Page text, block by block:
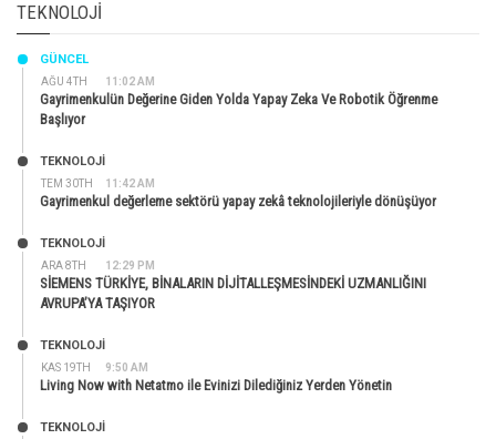
TEKNOLOJI
AĞU 4TH 11:02 AM
GÜNCEL
Gayrimenkulün Değerine Giden Yolda Yapay Zeka Ve Robotik Öğrenme
Başlıyor
TEM 30TH 11:42 AM
TEKNOLOJİ
Gayrimenkul değerleme sektörü yapay zekâ teknolojileriyle dönüşüyor
ARA 8TH 12:29 PM
TEKNOLOJİ
SİEMENS TÜRKİYE, BİNALARIN DİJİTALLEŞMESİNDEKİ UZMANLIĞINI
AVRUPA’YA TAŞIYOR
KAS 19TH 9:50 AM
TEKNOLOJİ
Living Now with Netatmo ile Evinizi Dilediğiniz Yerden Yönetin
TEKNOLOJİ